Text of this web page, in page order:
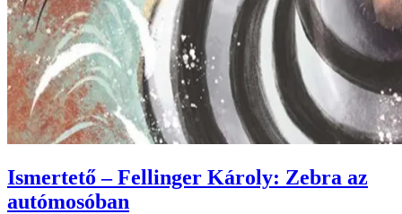
Ismertető – Fellinger Károly: Zebra az
autómosóban